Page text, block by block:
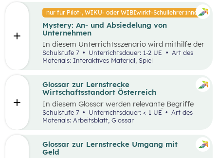
als Erlebnisse konzipiert, um die Schüler:innen
aktiv in den Lernprozess einzubinden.
nur für Pilot-, WIKU- oder WIBIwirkt-Schullehrer:innen
Mystery: An- und Absiedelung von
Unternehmen
In diesem Unterrichtsszenario wird mithilfe der
Methode Mystery das Thema „Ansiedelung von
Unternehmen“ vertiefend behandelt. Im
einer komplexen Fragestellung an der
Schnittstelle von Gesellschaft, Wirtschaft und
Schulstufe 7 Unterrichtsdauer: 1-2 UE
Art des
Materials: Interaktives Material, Spiel
Glossar zur Lernstrecke
Wirtschaftsstandort Österreich
In diesem Glossar werden relevante Begriffe
zum Thema „Wirtschaftsstandort Österreich“
erklärt. Zusätzlich gibt es Arbeitsblätter zu
ausgewählten Begriffen.
Schulstufe 7 Unterrichtsdauer: < 1 UE
Materials: Arbeitsblatt, Glossar
Glossar zur Lernstrecke Umgang mit
Geld